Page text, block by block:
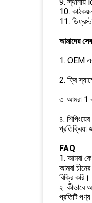
10.
11.
আমাদের
1. OEM
2. ফ্রি
৩. আমরা 1
৪.
FAQ
1. আমরা
আমরা
বিক্রি করি।
২. কীভাবে
প্রতিটি